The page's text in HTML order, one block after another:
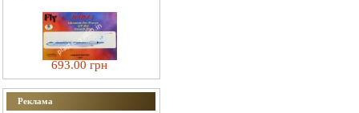
693.00 грн
Реклама